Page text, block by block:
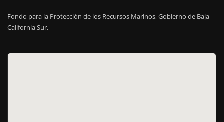
Fondo para la Protección de los Recursos Marinos, Gobierno de Baja
California Sur.